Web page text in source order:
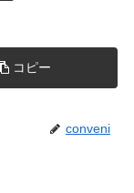
コピー
conveni